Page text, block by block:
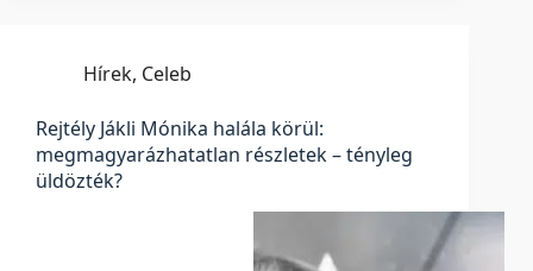
Hírek, Celeb
Rejtély Jákli Mónika halála körül:
megmagyarázhatatlan részletek – tényleg
üldözték?